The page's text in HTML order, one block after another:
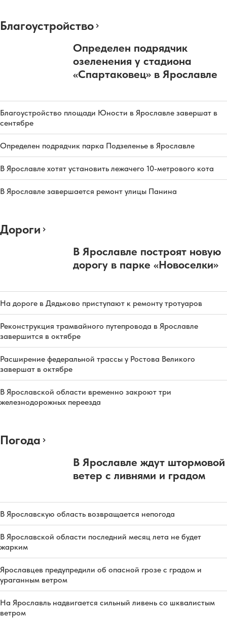
Благоустройство
Определен подрядчик
озеленения у стадиона
«Спартаковец» в Ярославле
Благоустройство площади Юности в Ярославле завершат в
сентябре
Определен подрядчик парка Подзеленье в Ярославле
В Ярославле хотят установить лежачего 10-метрового кота
В Ярославле завершается ремонт улицы Панина
Дороги
В Ярославле построят новую
дорогу в парке «Новоселки»
На дороге в Дядьково приступают к ремонту тротуаров
Реконструкция трамвайного путепровода в Ярославле
завершится в октябре
Расширение федеральной трассы у Ростова Великого
завершат в октябре
В Ярославской области временно закроют три
железнодорожных переезда
Погода
В Ярославле ждут штормовой
ветер с ливнями и градом
В Ярославскую область возвращается непогода
В Ярославской области последний месяц лета не будет
жарким
Ярославцев предупредили об опасной грозе с градом и
ураганным ветром
На Ярославль надвигается сильный ливень со шквалистым
ветром